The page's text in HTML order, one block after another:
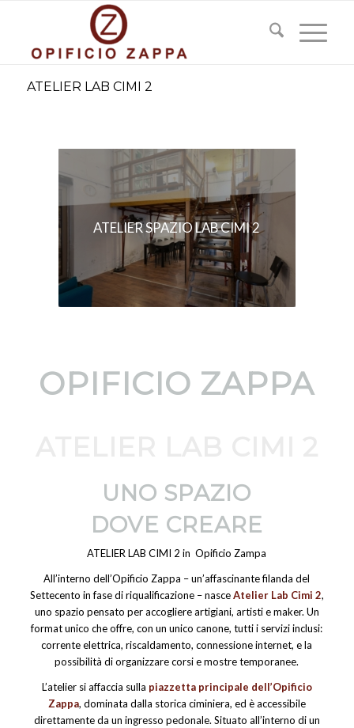
ATELIER LAB CIMI 2
ATELIER SPAZIO LAB CIMI 2
OPIFICIO ZAPPA
UNO SPAZIO
DOVE CREARE
ATELIER LAB CIMI 2 in Opificio Zampa
All’interno dell’Opificio Zappa – un’affascinante filanda del
Settecento in fase di riqualificazione – nasceAtelier Lab Cimi 2,
uno spazio pensato per accogliere artigiani, artisti e maker. Un
format unico che offre, con un unico canone, tutti i servizi inclusi:
corrente elettrica, riscaldamento, connessione internet, e la
possibilità di organizzare corsi e mostre temporanee.
L’atelier si affaccia sulla piazzetta principale dell’Opificio
Zappa, dominata dalla storica ciminiera, ed è accessibile
direttamente da un ingresso pedonale. Situato all’interno di un